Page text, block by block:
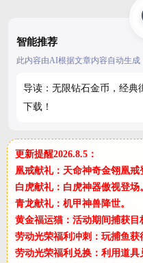
智能推荐
此内容由AI根据文章内容自动生成
导读：无限钻石金币，经典
下载！
更新提醒2026.8.5：
凰戒献礼：天命神奇金翎凰戒
白虎献礼：白虎神器傲视登场
青龙献礼：机甲神兽降世。
黄金福运猫：活动期间捕获目
劳动光荣福利冲刺：玩捕鱼获
劳动光荣福利兑换：利用道具